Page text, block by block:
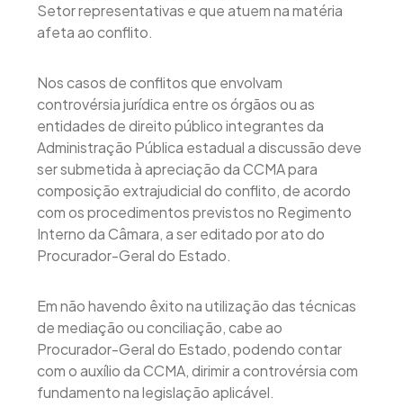
Setor representativas e que atuem na matéria
afeta ao conflito.
Nos casos de conflitos que envolvam
controvérsia jurídica entre os órgãos ou as
entidades de direito público integrantes da
Administração Pública estadual a discussão deve
ser submetida à apreciação da CCMA para
composição extrajudicial do conflito, de acordo
com os procedimentos previstos no Regimento
Interno da Câmara, a ser editado por ato do
Procurador-Geral do Estado.
Em não havendo êxito na utilização das técnicas
de mediação ou conciliação, cabe ao
Procurador-Geral do Estado, podendo contar
com o auxílio da CCMA, dirimir a controvérsia com
fundamento na legislação aplicável.